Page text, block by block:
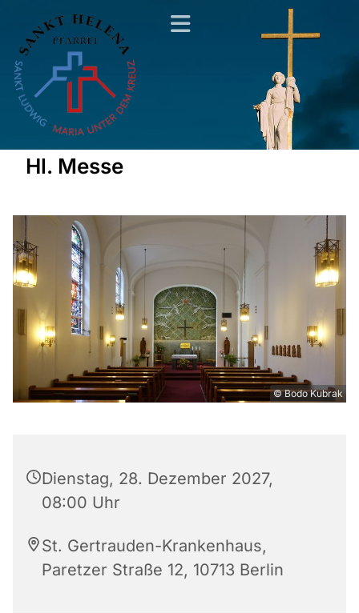
Hl. Messe
© Bodo Kubrak
Dienstag, 28. Dezember 2027,
08:00 Uhr
St. Gertrauden-Krankenhaus,
Paretzer Straße 12, 10713 Berlin